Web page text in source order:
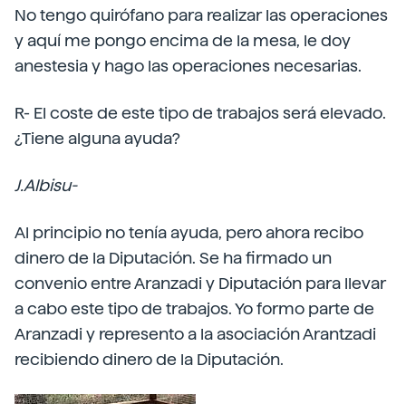
No tengo quirófano para realizar las operaciones
y aquí me pongo encima de la mesa, le doy
anestesia y hago las operaciones necesarias.
R- El coste de este tipo de trabajos será elevado.
¿Tiene alguna ayuda?
J.Albisu-
Al principio no tenía ayuda, pero ahora recibo
dinero de la Diputación. Se ha firmado un
convenio entre Aranzadi y Diputación para llevar
a cabo este tipo de trabajos. Yo formo parte de
Aranzadi y represento a la asociación Arantzadi
recibiendo dinero de la Diputación.